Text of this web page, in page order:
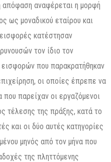
αναφέρεται η μορφή
ως μοναδικού εταίρου και
κατέστησαν
τον ίδιο τον
που παρακρατήθηκαν
οι οποίες έπρεπε να
παρείχαν οι εργαζόμενοι
τέλεσης της πράξης, κατά το
και οι δύο αυτές κατηγορίες
μηνός από τον μήνα που
της πληττόμενης